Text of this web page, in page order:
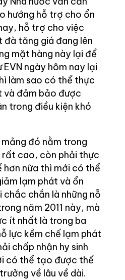
hướng hỗ trợ cho ổn
hỗ trợ cho việc
tăng giá đang lên
mặt hàng này lại để
ngày hôm nay lại
làm sao có thể thực
và đảm bảo được
trong điều kiện khó
đó nằm trong
rất cao, còn phải thực
nữa thì mới có thể
lạm phát và ổn
chắc chắn là những nỗ
năm 2011 này, mà
ít nhất là trong ba
lực kềm chế lạm phát
chấp nhận hy sinh
có thể tạo được thế
về lâu về dài.